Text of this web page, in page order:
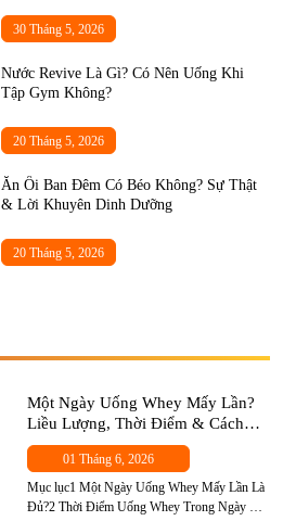
30 Tháng 5, 2026
Nước Revive Là Gì? Có Nên Uống Khi
Tập Gym Không?
20 Tháng 5, 2026
Ăn Ổi Ban Đêm Có Béo Không? Sự Thật
& Lời Khuyên Dinh Dưỡng
20 Tháng 5, 2026
Một Ngày Uống Whey Mấy Lần?
Liều Lượng, Thời Điểm & Cách
Chọn Đúng Cho Người Mới
01 Tháng 6, 2026
Mục lục1 Một Ngày Uống Whey Mấy Lần Là
Đủ?2 Thời Điểm Uống Whey Trong Ngày —